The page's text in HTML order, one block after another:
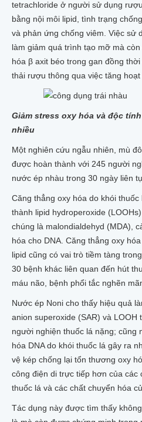
tetrachloride ở người sử dụng
bằng nội môi lipid, tình trạng
và phản ứng chống viêm. Việc sử
làm giảm quá trình tạo mỡ mà
hóa β axit béo trong gan đồng
thải rượu thông qua việc tăng
Giảm stress oxy hóa và độc
nhiều
Một nghiên cứu ngẫu nhiên, mù
được hoàn thành với 245 người
nước ép nhàu trong 30 ngày liên
Căng thẳng oxy hóa do khói
thành lipid hydroperoxide
chúng là malondialdehyd (MDA),
hóa cho DNA. Căng thẳng oxy
lipid cũng có vai trò tiềm tàng
30 bệnh khác liên quan đến hút
máu não, bệnh phổi tắc nghẽn
Nước ép Noni cho thấy hiệu quả
anion superoxide (SAR) và
người nghiện thuốc lá nặng; cũng
hóa DNA do khói thuốc lá gây ra
vệ kép chống lại tổn thương oxy
công điện di trực tiếp hơn của các
thuốc lá và các chất chuyển hóa
Tác dụng này được tìm thấy